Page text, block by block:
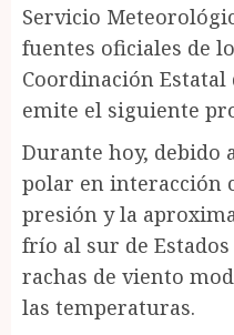
Servicio
fuentes oficiales de
Coordinación
emite el siguiente
Durante hoy, debido
polar en interacción
presión y la
frío al sur de
rachas de viento
las temperaturas.